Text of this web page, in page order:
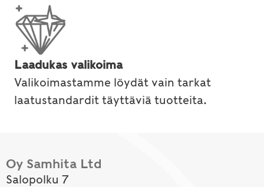
Laadukas valikoima
Valikoimastamme löydät vain tarkat
laatustandardit täyttäviä tuotteita.
Oy Samhita Ltd
Salopolku 7